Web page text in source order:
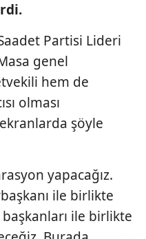
Partisi Lideri
genel
hem de
olması
şöyle
yapacağız.
ile birlikte
ile birlikte